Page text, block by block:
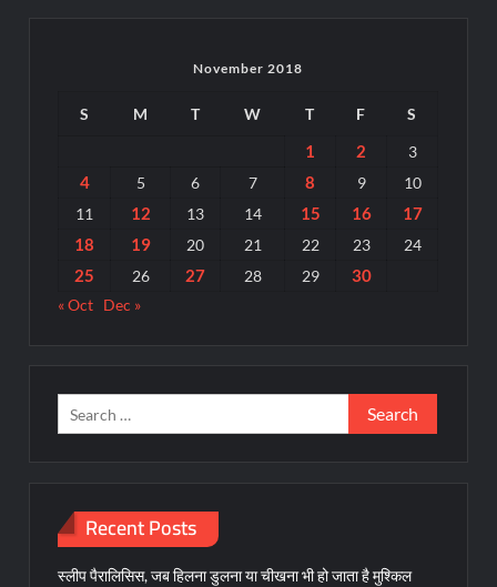
November 2018
S M T W T F S
1 2 3
4 5 6 7 8 9
10
11
12 13 14 15 16
17
18
19 20 21 22 23 24
25 26 27 28 29 30
« Oct Dec »
Search
for:
Recent Posts
स्लीप पैरालिसिस, जब हिलना डुलना या चीखना भी हो जाता है मुश्किल